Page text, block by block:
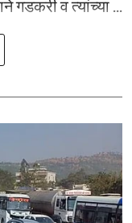
गडकरी व त्यांच्या ...